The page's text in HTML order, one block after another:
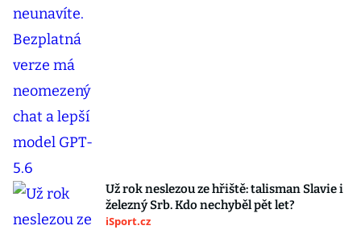
Už rok neslezou ze hřiště: talisman Slavie i
železný Srb. Kdo nechyběl pět let?
iSport.cz